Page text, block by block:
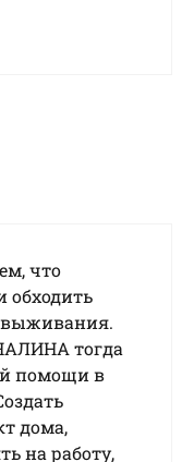
что
обходить
выживания.
тогда
помощи в
дома,
на работу,